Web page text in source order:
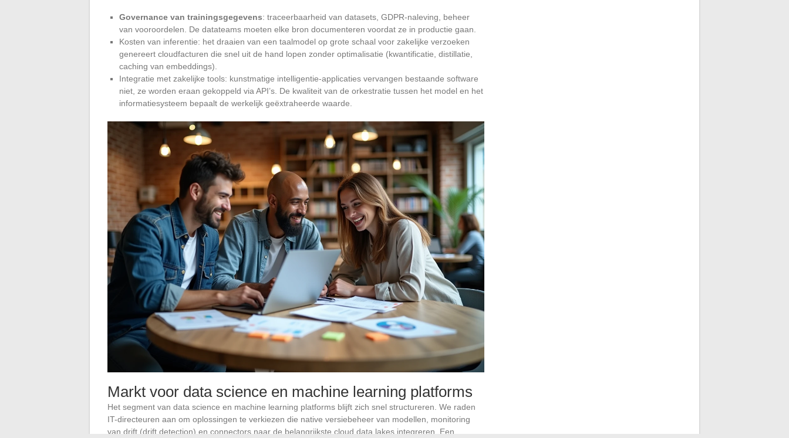
Governance van trainingsgegevens: traceerbaarheid van datasets, GDPR-naleving, beheer
van vooroordelen. De datateams moeten elke bron documenteren voordat ze in productie gaan.
Kosten van inferentie: het draaien van een taalmodel op grote schaal voor zakelijke verzoeken
genereert cloudfacturen die snel uit de hand lopen zonder optimalisatie (kwantificatie, distillatie,
caching van embeddings).
Integratie met zakelijke tools: kunstmatige intelligentie-applicaties vervangen bestaande software
niet, ze worden eraan gekoppeld via API’s. De kwaliteit van de orkestratie tussen het model en het
informatiesysteem bepaalt de werkelijk geëxtraheerde waarde.
Markt voor data science en machine learning platforms
Het segment van data science en machine learning platforms blijft zich snel structureren. We raden
IT-directeuren aan om oplossingen te verkiezen die native versiebeheer van modellen, monitoring
van drift (drift detection) en connectors naar de belangrijkste cloud data lakes integreren. Een